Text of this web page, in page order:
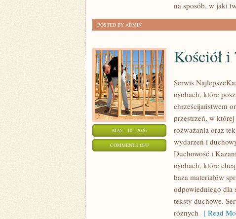
na sposób, w jaki
POSTED BY ADMIN
MAY - 10 - 2026
COMMENTS OFFON
Kościół
Serwis
osobach, które
chrześcijaństwem
przestrzeń, w
rozważania oraz
wydarzeń i
Duchowość i
osobach, które
baza materiałów
odpowiedniego dla
teksty duchowe.
różnych [ Read